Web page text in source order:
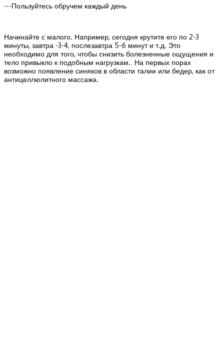
---Пользуйтесь обручем каждый день
Начинайте с малого. Например, сегодня крутите его по 2-3
минуты, завтра -3-4, послезавтра 5-6 минут и т.д. Это
необходимо для того, чтобы снизить болезненные ощущения и
тело привыкло к подобным нагрузкам. На первых порах
возможно появление синяков в области талии или бедер, как от
антицеллюлитного массажа.